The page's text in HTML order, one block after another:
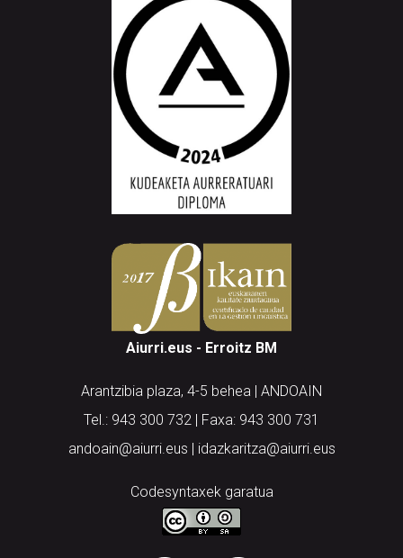
Aiurri.eus - Erroitz BM
Arantzibia plaza, 4-5 behea | ANDOAIN
Tel.: 943 300 732 | Faxa: 943 300 731
andoain@aiurri.eus | idazkaritza@aiurri.eus
Codesyntaxek garatua